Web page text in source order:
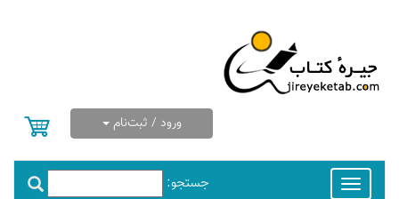
ورود / ثبت‌نام
جستجو:
Toggle